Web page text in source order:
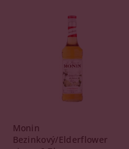
Monin
Bezinkový/Elderflower